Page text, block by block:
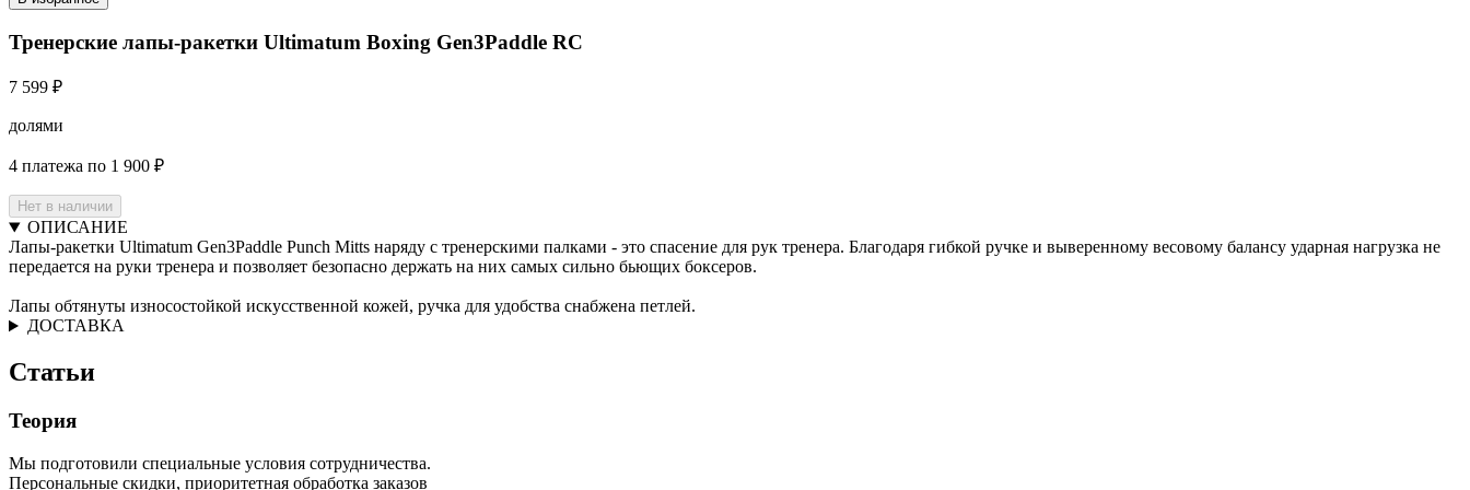
Тренерские лапы-ракетки Ultimatum Boxing Gen3Paddle RC
7 599 ₽
долями
4 платежа по 1 900 ₽
Нет в наличии
ОПИСАНИЕ
Лапы-ракетки Ultimatum Gen3Paddle Punch Mitts наряду с тренерскими палками - это спасение для рук тренера. Благодаря гибкой ручке и выверенному весовому балансу ударная нагрузка не
передается на руки тренера и позволяет безопасно держать на них самых сильно бьющих боксеров.
Лапы обтянуты износостойкой искусственной кожей, ручка для удобства снабжена петлей.
ДОСТАВКА
Статьи
Теория
Мы подготовили специальные условия сотрудничества.
Персональные скидки, приоритетная обработка заказов